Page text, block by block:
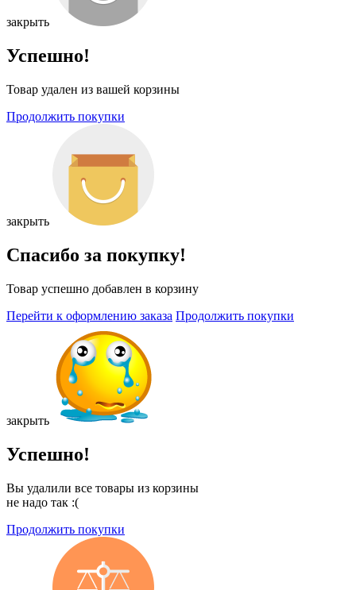
закрыть
Успешно!
Товар удален из вашей корзины
Продолжить покупки
закрыть
Спасибо за покупку!
Товар успешно добавлен в корзину
Перейти к оформлению заказа Продолжить покупки
закрыть
Успешно!
Вы удалили все товары из корзины
не надо так :(
Продолжить покупки